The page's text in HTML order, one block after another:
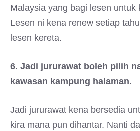
Malaysia yang bagi lesen untuk
Lesen ni kena renew setiap
lesen kereta.
6. Jadi jururawat boleh pilih
kawasan kampung halaman.
Jadi jururawat kena bersedia
kira mana pun dihantar. Nanti